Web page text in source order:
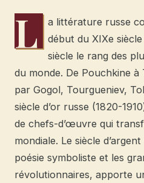
L
a littérature russe
début du XIXe
siècle le rang des
du monde. De Pouchkine
par Gogol, Tourgueniev,
siècle d’or russe (1820-
de chefs-d’œuvre qui
mondiale. Le siècle
poésie symboliste et les
révolutionnaires, apporte